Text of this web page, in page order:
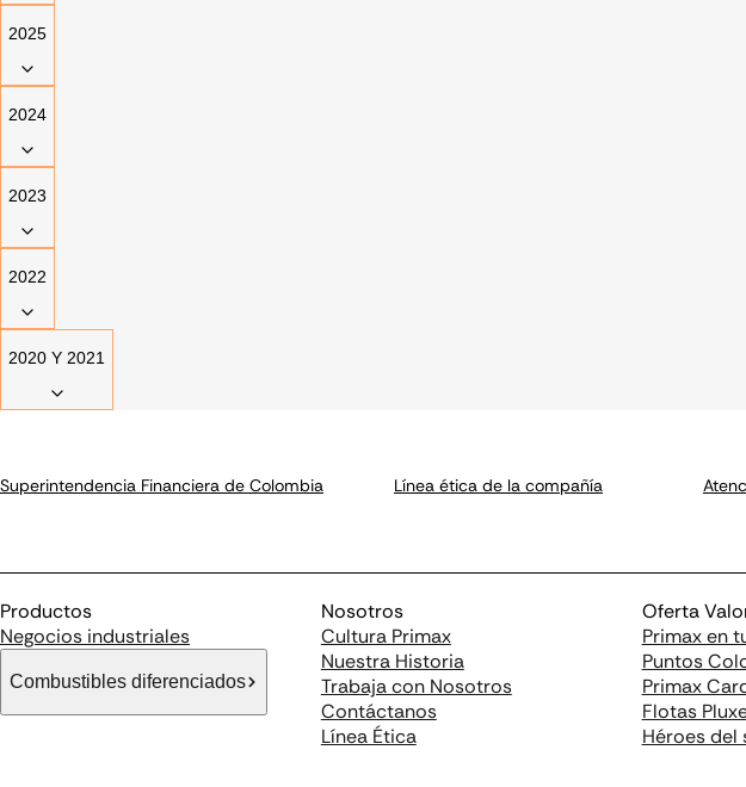
2025
2024
2023
2022
2020 Y 2021
Superintendencia Financiera de Colombia Línea ética de la compañía
Productos
Negocios industriales
Combustibles diferenciados
Nosotros
Cultura Primax
Nuestra Historia
Trabaja con Nosotros
Contáctanos
Línea Ética
Oferta
Primax en
Puntos
Primax
Flotas
Héroes del